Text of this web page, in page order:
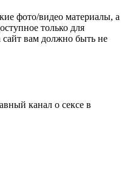
фото/видео материалы, а
только для
вам должно быть не
канал о сексе в